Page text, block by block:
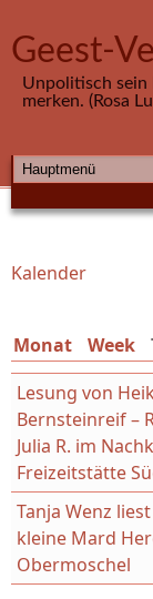
Geest-
Unpolitisch sein
merken. (Rosa
Sie sind hier
Kalender
Monat Week
Lesung von
Bernsteinreif –
Julia R. im
Freizeitstätte
Tanja Wenz
kleine Mard
Obermoschel